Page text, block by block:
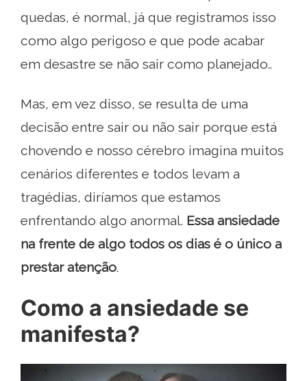
quedas, é normal, já que registramos isso
como algo perigoso e que pode acabar
em desastre se não sair como planejado..
Mas, em vez disso, se resulta de uma
decisão entre sair ou não sair porque está
chovendo e nosso cérebro imagina muitos
cenários diferentes e todos levam a
tragédias, diríamos que estamos
enfrentando algo anormal. Essa ansiedade
na frente de algo todos os dias é o único a
prestar atenção.
Como a ansiedade se
manifesta?